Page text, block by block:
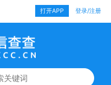
打开APP 登录/注册